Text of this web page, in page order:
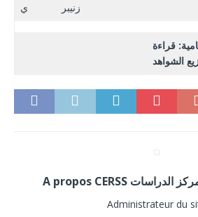
ي
زنيبر
قراءة
الشواهد
Administrateur du